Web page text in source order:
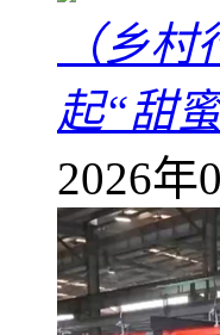
（乡
起“甜
2026年